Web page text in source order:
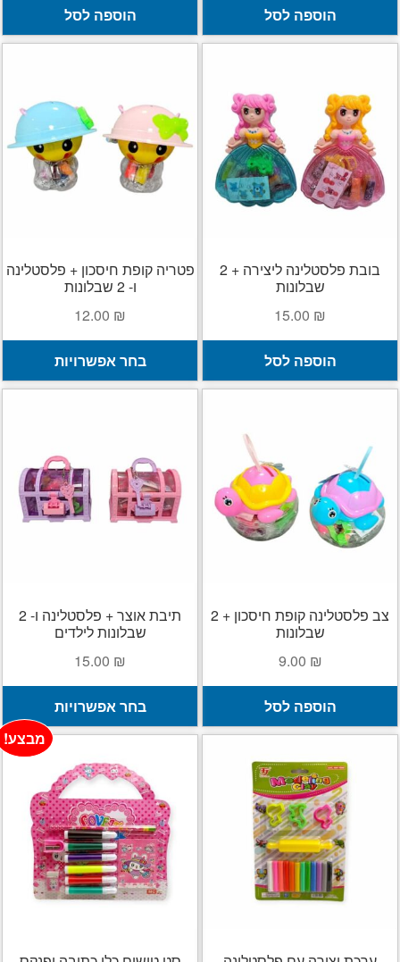
הוספה לסל הוספה לסל
בובת פלסטלינה ליצירה + 2
שבלונות
15.00 ₪
הוספה לסל
פטריה קופת חיסכון + פלסטלינה
ו- 2 שבלונות
12.00 ₪
בחר אפשרויות
צב פלסטלינה קופת חיסכון + 2
שבלונות
9.00 ₪
הוספה לסל
תיבת אוצר + פלסטלינה ו- 2
שבלונות לילדים
15.00 ₪
בחר אפשרויות
מבצע!